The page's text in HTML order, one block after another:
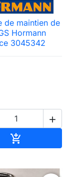
de maintien de
Hormann
3045342

